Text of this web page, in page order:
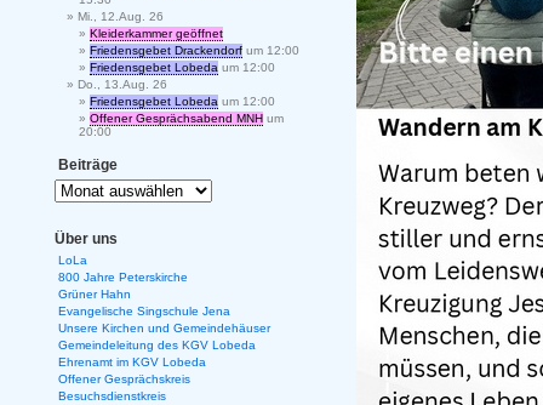
Mi., 12.Aug. 26
Kleiderkammer geöffnet
Friedensgebet Drackendorf um 12:00
Friedensgebet Lobeda um 12:00
Do., 13.Aug. 26
Friedensgebet Lobeda um 12:00
Offener Gesprächsabend MNH um
20:00
Beiträge
Über uns
LoLa
800 Jahre Peterskirche
Grüner Hahn
Evangelische Singschule Jena
Unsere Kirchen und Gemeindehäuser
Gemeindeleitung des KGV Lobeda
Ehrenamt im KGV Lobeda
Offener Gesprächskreis
Besuchsdienstkreis